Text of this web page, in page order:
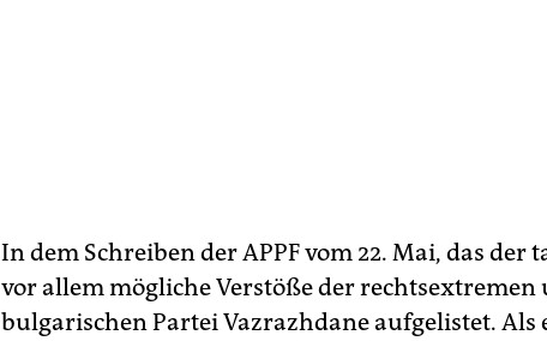
In dem Schreiben der APPF vom 22. Mai, das der
vor allem mögliche Verstöße der
bulgarischen Partei Vazrazhdane aufgelistet. Als